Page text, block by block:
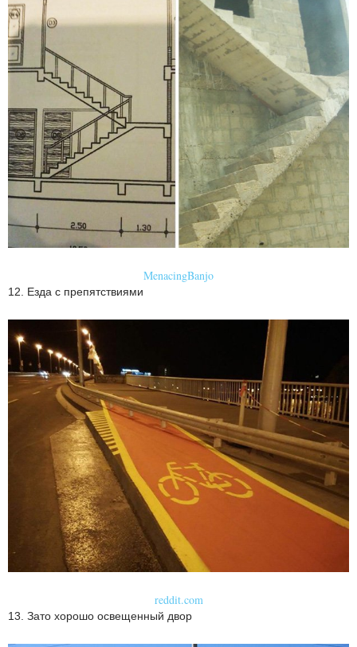
MenacingBanjo
12. Езда с препятствиями
reddit.com
13. Зато хорошо освещенный двор